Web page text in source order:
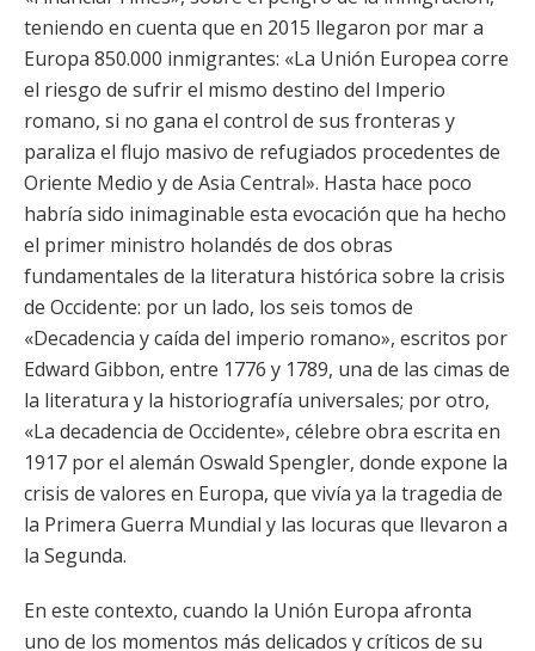
teniendo en cuenta que en 2015 llegaron por mar a
Europa 850.000 inmigrantes: «La Unión Europea corre
el riesgo de sufrir el mismo destino del Imperio
romano, si no gana el control de sus fronteras y
paraliza el flujo masivo de refugiados procedentes de
Oriente Medio y de Asia Central». Hasta hace poco
habría sido inimaginable esta evocación que ha hecho
el primer ministro holandés de dos obras
fundamentales de la literatura histórica sobre la crisis
de Occidente: por un lado, los seis tomos de
«Decadencia y caída del imperio romano», escritos por
Edward Gibbon, entre 1776 y 1789, una de las cimas de
la literatura y la historiografía universales; por otro,
«La decadencia de Occidente», célebre obra escrita en
1917 por el alemán Oswald Spengler, donde expone la
crisis de valores en Europa, que vivía ya la tragedia de
la Primera Guerra Mundial y las locuras que llevaron a
la Segunda.
En este contexto, cuando la Unión Europa afronta
uno de los momentos más delicados y críticos de su